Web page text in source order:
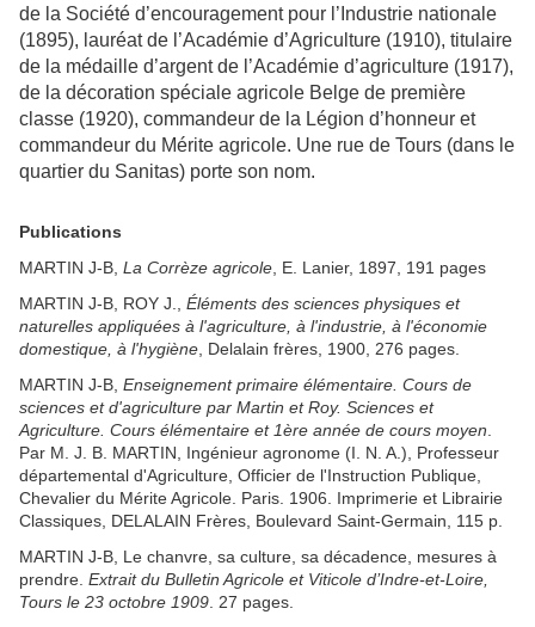
de la Société d’encouragement pour l’Industrie nationale
(1895), lauréat de l’Académie d’Agriculture (1910), titulaire
de la médaille d’argent de l’Académie d’agriculture (1917),
de la décoration spéciale agricole Belge de première
classe (1920), commandeur de la Légion d’honneur et
commandeur du Mérite agricole. Une rue de Tours (dans le
quartier du Sanitas) porte son nom.
Publications
MARTIN J-B, La Corrèze agricole , E. Lanier, 1897, 191 pages
MARTIN J-B, ROY J., Éléments des sciences physiques et
naturelles appliquées à l'agriculture, à l'industrie, à l'économie
domestique, à l'hygiène , Delalain frères, 1900, 276 pages.
MARTIN J-B, Enseignement primaire élémentaire. Cours de
sciences et d'agriculture par Martin et Roy. Sciences et
Agriculture. Cours élémentaire et 1ère année de cours moyen
Par M. J. B. MARTIN, Ingénieur agronome (I. N. A.), Professeur
départemental d'Agriculture, Officier de l'Instruction Publique,
Chevalier du Mérite Agricole. Paris. 1906. Imprimerie et Librairie
Classiques, DELALAIN Frères, Boulevard Saint-Germain, 115 p.
MARTIN J-B, Le chanvre, sa culture, sa décadence, mesures à
prendre. Extrait du Bulletin Agricole et Viticole d’Indre-et-Loire,
Tours le 23 octobre 1909 . 27 pages.